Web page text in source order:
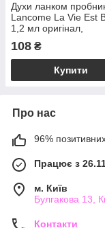
Духи ланком
Lancome La Vie Est
1,2 мл оригінал,
популярний жіночий
квітково-фруктовий
аромат
108 ₴
Купити
Про нас
96% позитивних
Працює з
м. Київ
Булгакова 13,
Контакти